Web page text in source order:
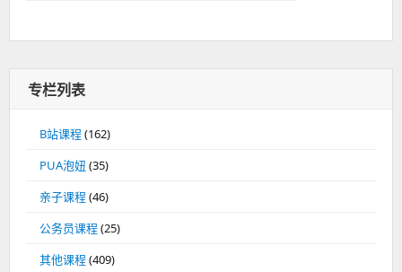
专栏列表
B站课程(162)
PUA泡妞 (35)
亲子课程(46)
公务员课程(25)
其他课程(409)